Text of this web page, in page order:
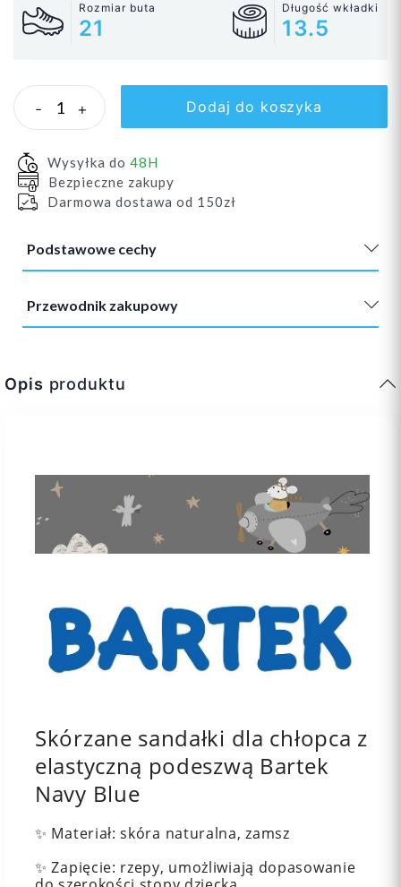
Rozmiar buta
21
Długość wkładki
13.5
- + Dodaj do koszyka
Wysyłka do 48H
Bezpieczne zakupy
Darmowa dostawa od 150zł
Podstawowe cechy
Przewodnik zakupowy
Opis produktu
Skórzane sandałki dla chłopca z
elastyczną podeszwą Bartek
Navy Blue
✨ Materiał: skóra naturalna, zamsz
✨ Zapięcie: rzepy, umożliwiają dopasowanie